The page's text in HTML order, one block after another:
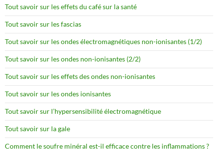
Tout savoir sur les effets du café sur la santé
Tout savoir sur les fascias
Tout savoir sur les ondes électromagnétiques non-ionisantes (1/2)
Tout savoir sur les ondes non-ionisantes (2/2)
Tout savoir sur les effets des ondes non-ionisantes
Tout savoir sur les ondes ionisantes
Tout savoir sur l’hypersensibilité électromagnétique
Tout savoir sur la gale
Comment le soufre minéral est-il efficace contre les inflammations ?